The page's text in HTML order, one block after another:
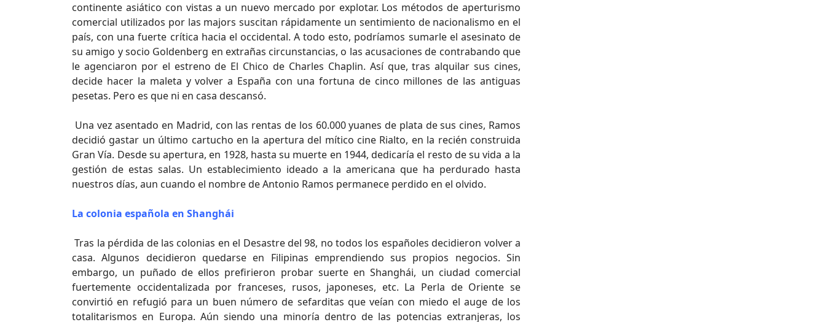
continente asiático con vistas a un nuevo mercado por explotar. Los métodos de aperturismo
comercial utilizados por las majors suscitan rápidamente un sentimiento de nacionalismo en el
país, con una fuerte crítica hacia el occidental. A todo esto, podríamos sumarle el asesinato de
su amigo y socio Goldenberg en extrañas circunstancias, o las acusaciones de contrabando que
le agenciaron por el estreno de El Chico de Charles Chaplin. Así que, tras alquilar sus cines,
decide hacer la maleta y volver a España con una fortuna de cinco millones de las antiguas
pesetas. Pero es que ni en casa descansó.
Una vez asentado en Madrid, con las rentas de los 60.000 yuanes de plata de sus cines, Ramos
decidió gastar un último cartucho en la apertura del mítico cine Rialto, en la recién construida
Gran Vía. Desde su apertura, en 1928, hasta su muerte en 1944, dedicaría el resto de su vida a la
gestión de estas salas. Un establecimiento ideado a la americana que ha perdurado hasta
nuestros días, aun cuando el nombre de Antonio Ramos permanece perdido en el olvido.
La colonia española en Shanghái
Tras la pérdida de las colonias en el Desastre del 98, no todos los españoles decidieron volver a
casa. Algunos decidieron quedarse en Filipinas emprendiendo sus propios negocios. Sin
embargo, un puñado de ellos prefirieron probar suerte en Shanghái, un ciudad comercial
fuertemente occidentalizada por franceses, rusos, japoneses, etc. La Perla de Oriente se
convirtió en refugió para un buen número de sefarditas que veían con miedo el auge de los
totalitarismos en Europa. Aún siendo una minoría dentro de las potencias extranjeras, los